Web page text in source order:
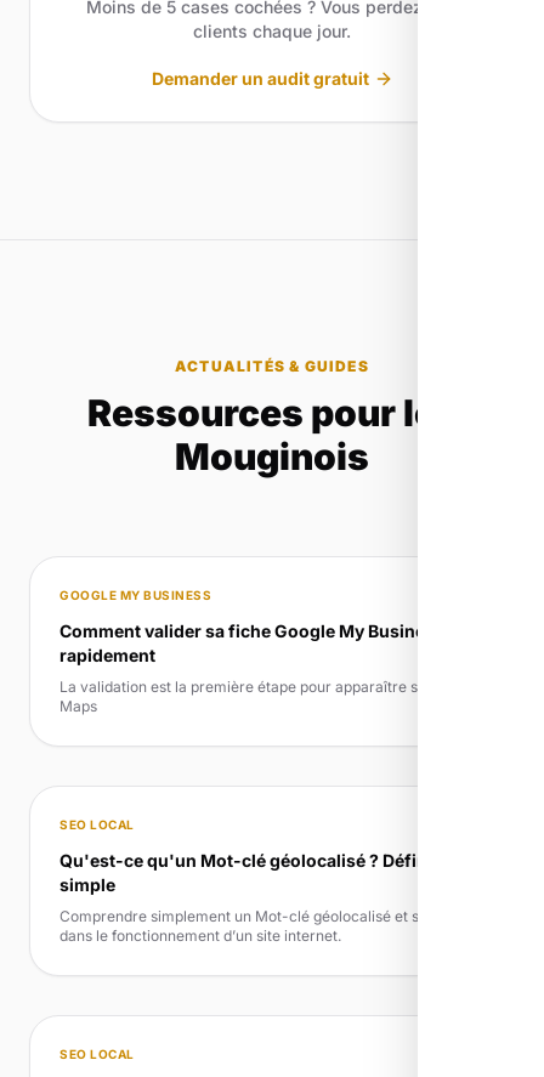
Moins de 5 cases cochées ? Vous perdez des
clients chaque jour.
Demander un audit gratuit
ACTUALITÉS & GUIDES
Ressources pour les
Mouginois
GOOGLE MY BUSINESS
Comment valider sa fiche Google My Business
rapidement
La validation est la première étape pour apparaître sur Google
Maps
SEO LOCAL
Qu'est-ce qu'un Mot-clé géolocalisé ? Définition
simple
Comprendre simplement un Mot-clé géolocalisé et son rôle
dans le fonctionnement d’un site internet.
SEO LOCAL